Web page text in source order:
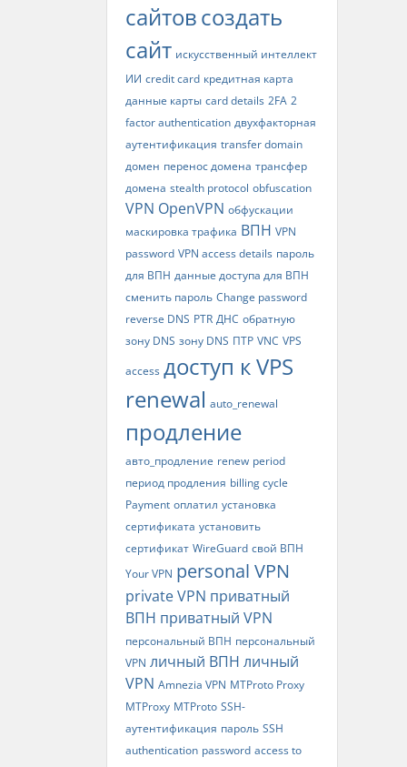
сайтовсоздать
сайт искусственный интеллект
ИИ credit card кредитная карта
данные карты card details 2FA 2
factor authentication двухфакторная
аутентификация transfer domain
домен перенос домена трансфер
домена stealth protocol obfuscation
VPN OpenVPN обфускации
маскировка трафика ВПН VPN
password VPN access details пароль
для ВПН данные доступа для ВПН
сменить пароль Change password
reverse DNS PTR ДНС обратную
зону DNS зону DNS ПТР VNC VPS
access доступ к VPS
renewal auto_renewal
продление
авто_продление renew period
период продления billing cycle
Payment оплатил установка
сертификата установить
сертификат WireGuard свой ВПН
Your VPN personal VPN
private VPN приватный
ВПН приватный VPN
персональный ВПН персональный
VPN личный ВПН личный
VPN Amnezia VPN MTProto Proxy
MTProxy MTProto SSH-
аутентификация пароль SSH
authentication password access to